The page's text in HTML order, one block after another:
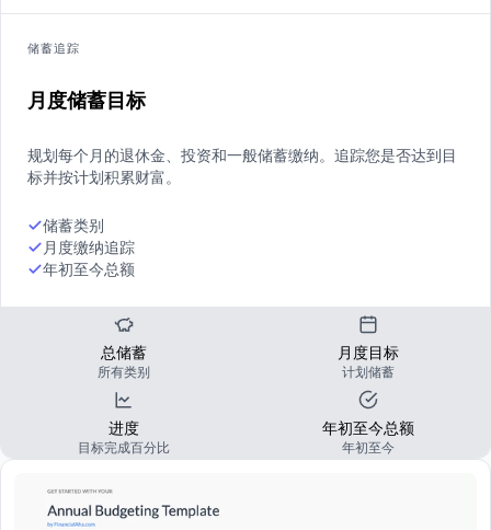
储蓄追踪
月度储蓄目标
规划每个月的退休金、投资和一般储蓄缴纳。追踪您是否达到目
标并按计划积累财富。
储蓄类别
月度缴纳追踪
年初至今总额
总储蓄
所有类别
月度目标
计划储蓄
进度
目标完成百分比
年初至今总额
年初至今